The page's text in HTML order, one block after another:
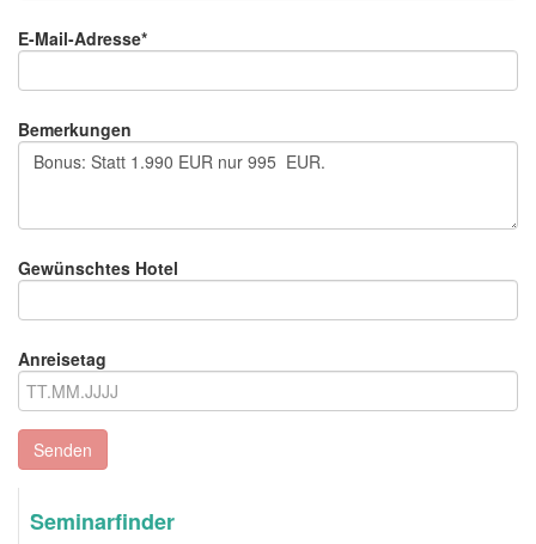
E-Mail-Adresse*
Bemerkungen
Gewünschtes Hotel
Anreisetag
Senden
Seminarfinder